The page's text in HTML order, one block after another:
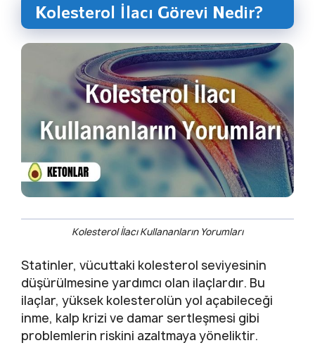
Kolesterol İlacı Görevi Nedir?
Kolesterol İlacı Kullananların Yorumları
Statinler, vücuttaki kolesterol seviyesinin
düşürülmesine yardımcı olan ilaçlardır. Bu
ilaçlar, yüksek kolesterolün yol açabileceği
inme, kalp krizi ve damar sertleşmesi gibi
problemlerin riskini azaltmaya yöneliktir.